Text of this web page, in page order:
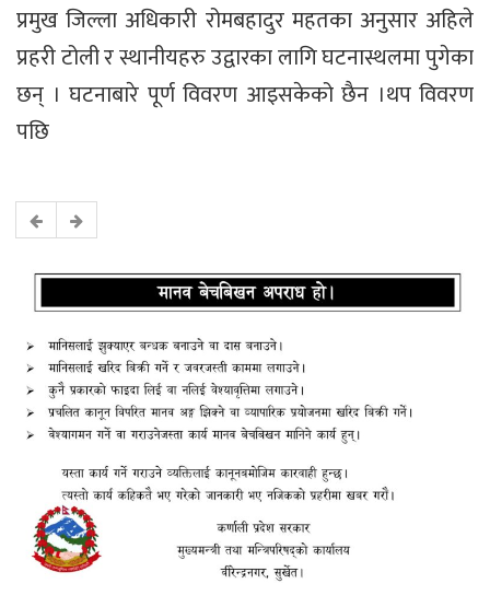
प्रमुख जिल्ला अधिकारी रोमबहादुर महतका अनुसार अहिले
प्रहरी टोली र स्थानीयहरु उद्वारका लागि घटनास्थलमा पुगेका
छन् । घटनाबारे पूर्ण विवरण आइसकेको छैन ।थप विवरण
पछि